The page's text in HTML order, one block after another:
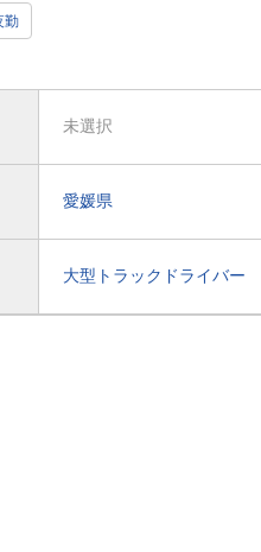
勤
未選択
愛媛県
大型トラックドライバー